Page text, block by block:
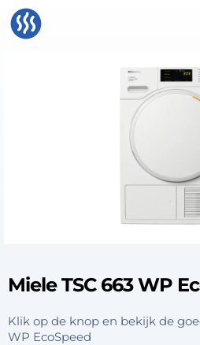
Miele TSC 663 WP
Klik op de knop en bekijk de
WP EcoSpeed